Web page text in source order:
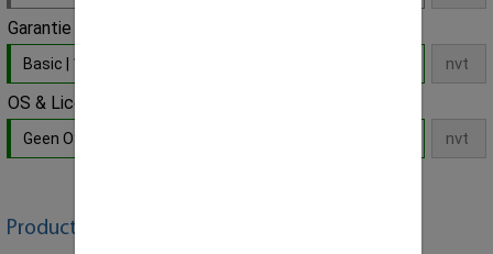
Garantie
Basic | 12 Maanden Parts Replacement
OS & Licenties
Geen OS / Software licentie installatie
Product omschrijving: